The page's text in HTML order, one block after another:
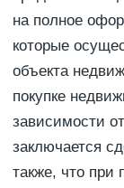
на полное
которые
объекта
покупке
зависимости
заключается
также, что при